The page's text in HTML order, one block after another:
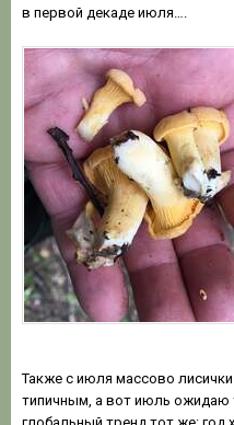
в первой декаде июля….
Также с июля массово
типичным, а вот июль ожидаю